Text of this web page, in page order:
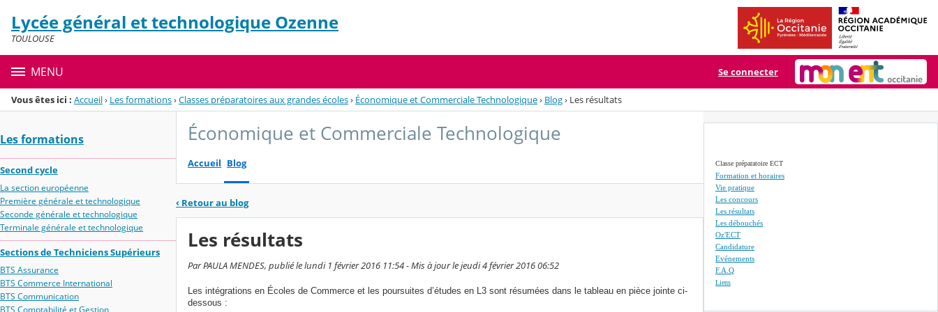
Menu de la rubrique
Contenu
Lycée général et technologique Ozenne
TOULOUSE
MENU Se connecter
Vous êtes ici : Accueil› Les formations›Classes préparatoires aux grandes écoles› Économique et Commerciale Technologique› Blog› Les résultats
Les formations
Second cycle
La section européenne
Première générale et technologique
Seconde générale et technologique
Terminale générale et technologique
Sections de Techniciens Supérieurs
BTS Assurance
BTS Commerce International
BTS Communication
BTS Comptabilité et Gestion
Économique et Commerciale Technologique
Accueil Blog
‹ Retour au blog
Les résultats
Par PAULA MENDES, publié le lundi 1 février 2016 11:54 - Mis à jour le jeudi 4 février 2016 06:52
Les intégrations en Écoles de Commerce et les poursuites d’études en L3 sont résumées dans le tableau en pièce jointe ci-
dessous :
Classe préparatoire ECT
Formation et horaires
Vie pratique
Les concours
Les résultats
Les débouchés
Oz'ECT
Candidature
Evénements
F.A.Q
Liens